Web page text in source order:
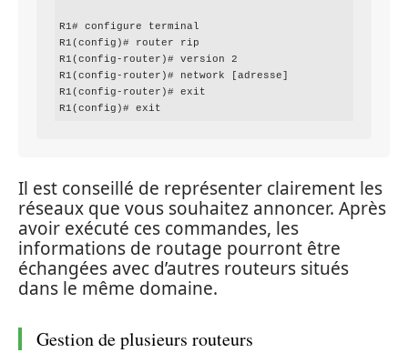
R1# configure terminal
R1(config)# router rip
R1(config-router)# version 2
R1(config-router)# network [adresse]
R1(config-router)# exit
Il est conseillé de représenter clairement les
réseaux que vous souhaitez annoncer. Après
avoir exécuté ces commandes, les
informations de routage pourront être
échangées avec d’autres routeurs situés
dans le même domaine.
Gestion de plusieurs routeurs